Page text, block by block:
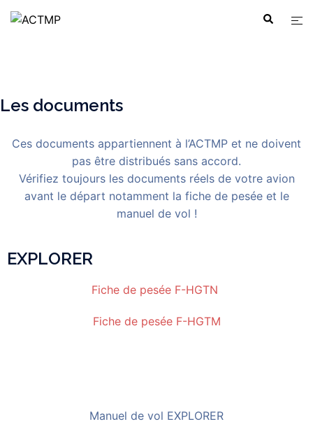
Les documents
Ces documents appartiennent à l’ACTMP et ne doivent
pas être distribués sans accord.
Vérifiez toujours les documents réels de votre avion
avant le départ notamment la fiche de pesée et le
manuel de vol !
EXPLORER
Fiche de pesée F-HGTN
Fiche de pesée F-HGTM
Manuel de vol EXPLORER